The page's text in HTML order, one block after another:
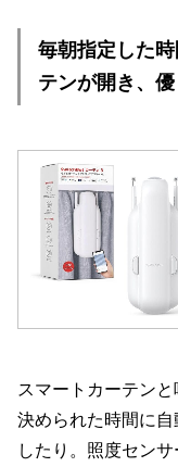
毎朝指定した
テンが開き、
スマートカーテン
決められた時間に
したり。照度センサ